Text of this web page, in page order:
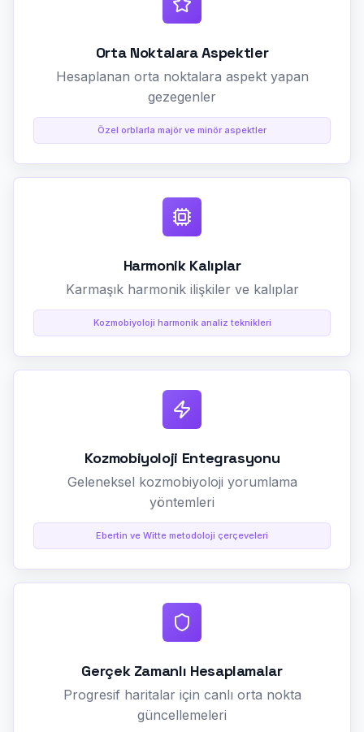
Orta Noktalara Aspektler
Hesaplanan orta noktalara aspekt yapan
gezegenler
Özel orblarla majör ve minör aspektler
Harmonik Kalıplar
Karmaşık harmonik ilişkiler ve kalıplar
Kozmobiyoloji harmonik analiz teknikleri
Kozmobiyoloji Entegrasyonu
Geleneksel kozmobiyoloji yorumlama
yöntemleri
Ebertin ve Witte metodoloji çerçeveleri
Gerçek Zamanlı Hesaplamalar
Progresif haritalar için canlı orta nokta
güncellemeleri